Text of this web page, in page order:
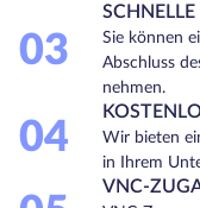
03
Sie können
Abschluss
nehmen.
04
Wir bieten
in Ihrem
VNC-